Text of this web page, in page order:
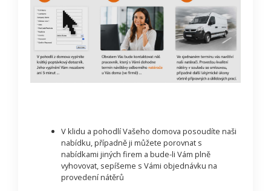
V klidu a pohodlí Vašeho domova posoudíte naši
nabídku, případně ji můžete porovnat s
nabídkami jiných firem a bude-li Vám plně
vyhovovat, sepíšeme s Vámi objednávku na
provedení nátěrů